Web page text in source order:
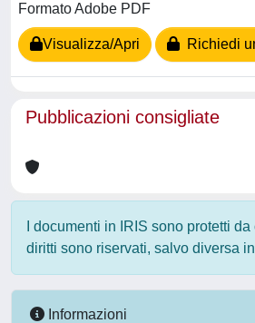
Formato Adobe PDF
Visualizza/Apri Richiedi
Pubblicazioni consigliate
I documenti in IRIS sono protetti
diritti sono riservati, salvo diversa
Informazioni